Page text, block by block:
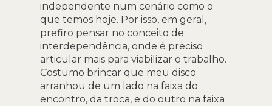
independente num cenário como o
que temos hoje. Por isso, em geral,
prefiro pensar no conceito de
interdependência, onde é preciso
articular mais para viabilizar o trabalho.
Costumo brincar que meu disco
arranhou de um lado na faixa do
encontro, da troca, e do outro na faixa